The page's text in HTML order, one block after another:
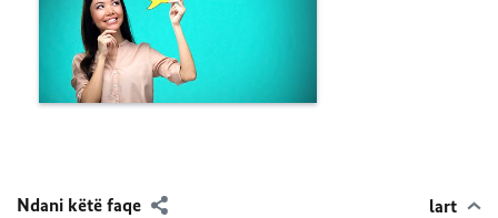
Ndani këtë faqe lart